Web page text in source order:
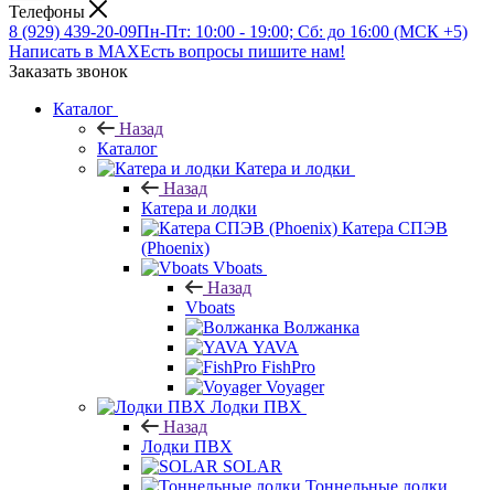
Телефоны
8 (929) 439-20-09Пн-Пт: 10:00 - 19:00; Сб: до 16:00 (МСК +5)
Написать в MAXЕсть вопросы пишите нам!
Заказать звонок
Каталог
Назад
Каталог
Катера и лодки
Назад
Катера и лодки
Катера СПЭВ
(Phoenix)
Vboats
Назад
Vboats
Волжанка
YAVA
FishPro
Voyager
Лодки ПВХ
Назад
Лодки ПВХ
SOLAR
Тоннельные лодки